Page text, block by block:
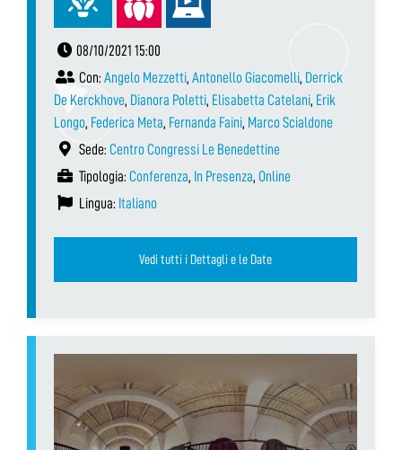
08/10/2021 15:00
Con: Angelo Mezzetti, Antonello Giacomelli, Derrick
De Kerckhove, Dianora Poletti, Elisabetta Catelani, Erik
Longo, Federica Meta, Fernanda Faini, Marco Scialdone
Sede: Centro Congressi Le Benedettine
Tipologia: Conferenza, In Presenza, Online
Lingua: Italiano
Vedi tutti i Dettagli e le Date